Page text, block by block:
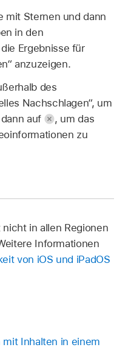
mit Sternen und dann
in den
Ergebnisse für
anzuzeigen.
des
Nachschlagen“, um
auf
, um das
zu
in allen Regionen
Informationen
von iOS und iPadOS
Inhalten in einem